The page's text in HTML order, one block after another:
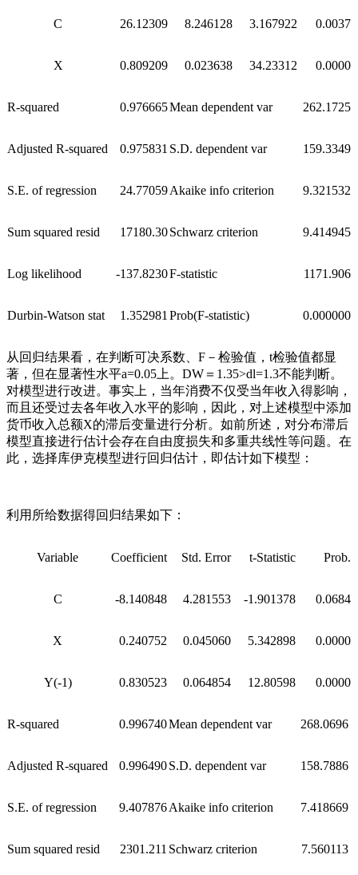
C 26.12309 8.246128 3.167922 0.0037
X 0.809209 0.023638 34.23312 0.0000
R-squared 0.976665Mean dependent var 262.1725
Adjusted R-squared 0.975831 S.D. dependent var 159.3349
S.E. of regression 24.77059Akaike info criterion 9.321532
Sum squared resid 17180.30Schwarz criterion 9.414945
Log likelihood -137.8230F-statistic 1171.906
Durbin-Watson stat 1.352981 Prob(F-statistic) 0.000000
从回归结果看，在判断可决系数、F－检验值，t检验值都显
著，但在显著性水平a=0.05上。DW＝1.35>dl=1.3不能判断。
对模型进行改进。事实上，当年消费不仅受当年收入得影响，
而且还受过去各年收入水平的影响，因此，对上述模型中添加
货币收入总额X的滞后变量进行分析。如前所述，对分布滞后
模型直接进行估计会存在自由度损失和多重共线性等问题。在
此，选择库伊克模型进行回归估计，即估计如下模型：
利用所给数据得回归结果如下：
Variable Coefficient Std. Error t-Statistic Prob.
C -8.140848 4.281553 -1.901378 0.0684
X 0.240752 0.045060 5.342898 0.0000
Y(-1) 0.830523 0.064854 12.80598 0.0000
R-squared 0.996740Mean dependent var 268.0696
Adjusted R-squared 0.996490S.D. dependent var 158.7886
S.E. of regression 9.407876Akaike info criterion 7.418669
Sum squared resid 2301.211 Schwarz criterion 7.560113